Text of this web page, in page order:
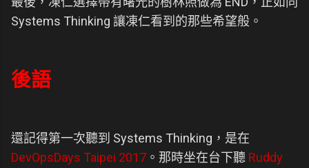
Systems Thinking 讓凍仁看到的那些希望般。
後語
還記得第一次聽到 Systems Thinking，是在
DevOpsDays Taipei 2017 。那時坐在台下聽 Ruddy